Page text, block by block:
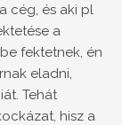
cég, és aki pl
a
fektetnek, én
eladni,
Tehát
hisz a